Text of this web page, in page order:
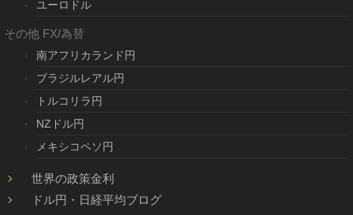
ユーロドル
その他 FX/為替
南アフリカランド円
ブラジルレアル円
トルコリラ円
NZドル円
メキシコペソ円
世界の政策金利
ドル円・日経平均ブログ